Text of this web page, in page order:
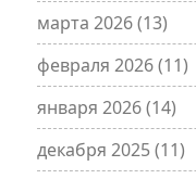
марта 2026(13)
февраля 2026(11)
января 2026(14)
декабря 2025(11)